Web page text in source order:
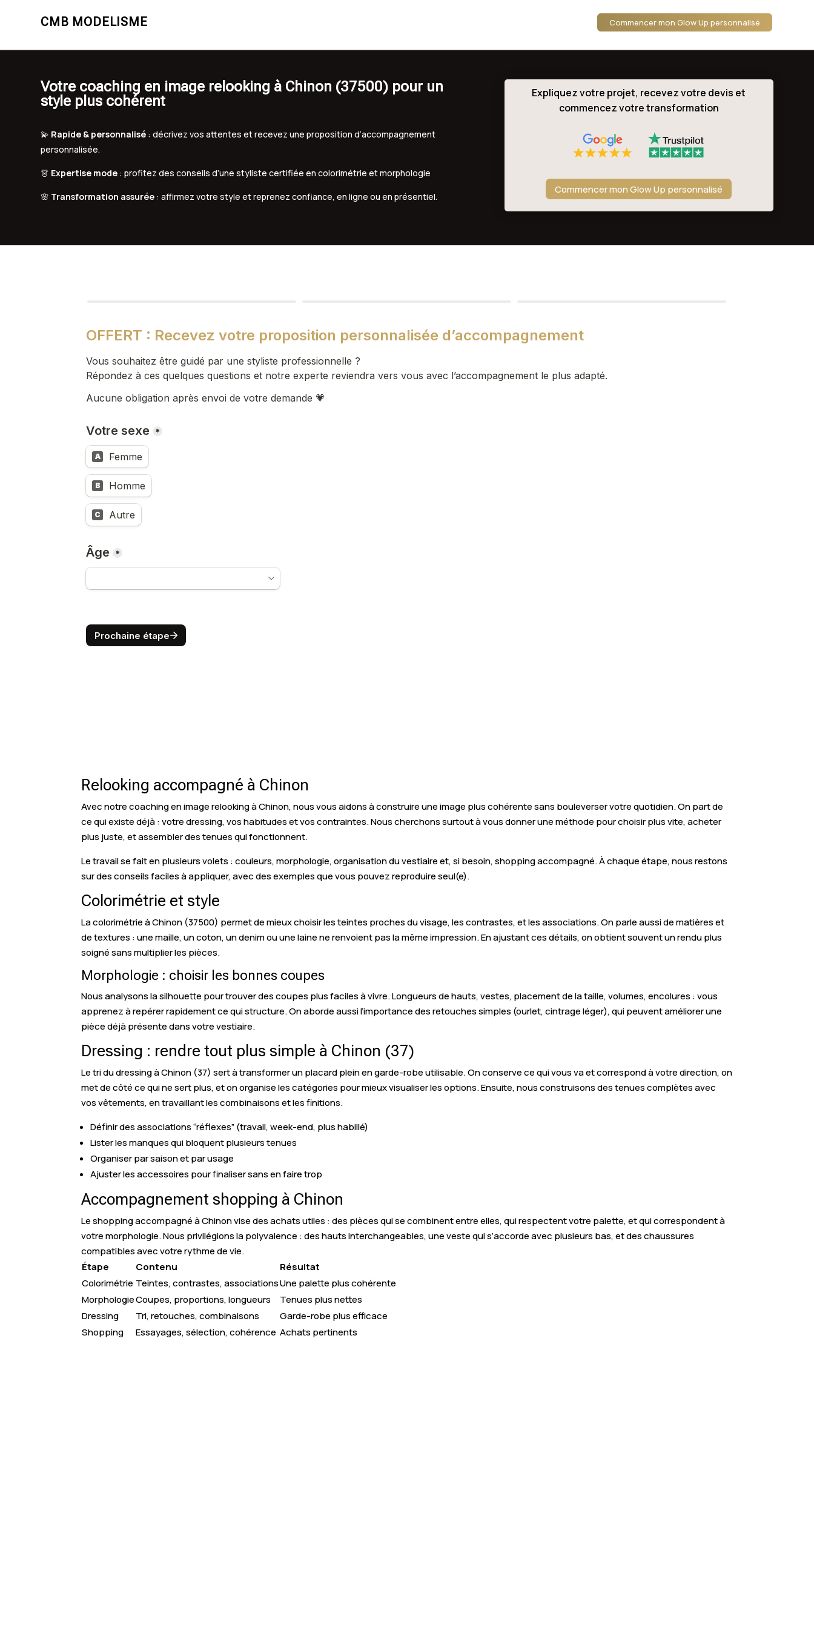
CMB MODELISME Commencer mon Glow Up personnalisé
Votre coaching en image relooking à Chinon (37500) pour un
style plus cohérent
💫 Rapide & personnalisé : décrivez vos attentes et recevez une proposition d’accompagnement
personnalisée.
👗 Expertise mode : profitez des conseils d’une styliste certifiée en colorimétrie et morphologie
🌸 Transformation assurée : affirmez votre style et reprenez confiance, en ligne ou en présentiel.
Expliquez votre projet, recevez votre devis et
commencez votre transformation
Commencer mon Glow Up personnalisé
Relooking accompagné à Chinon
Avec notre coaching en image relooking à Chinon, nous vous aidons à construire une image plus cohérente sans bouleverser votre quotidien. On part de
ce qui existe déjà : votre dressing, vos habitudes et vos contraintes. Nous cherchons surtout à vous donner une méthode pour choisir plus vite, acheter
plus juste, et assembler des tenues qui fonctionnent.
Le travail se fait en plusieurs volets : couleurs, morphologie, organisation du vestiaire et, si besoin, shopping accompagné. À chaque étape, nous restons
sur des conseils faciles à appliquer, avec des exemples que vous pouvez reproduire seul(e).
Colorimétrie et style
La colorimétrie à Chinon (37500) permet de mieux choisir les teintes proches du visage, les contrastes, et les associations. On parle aussi de matières et
de textures : une maille, un coton, un denim ou une laine ne renvoient pas la même impression. En ajustant ces détails, on obtient souvent un rendu plus
soigné sans multiplier les pièces.
Morphologie : choisir les bonnes coupes
Nous analysons la silhouette pour trouver des coupes plus faciles à vivre. Longueurs de hauts, vestes, placement de la taille, volumes, encolures : vous
apprenez à repérer rapidement ce qui structure. On aborde aussi l’importance des retouches simples (ourlet, cintrage léger), qui peuvent améliorer une
pièce déjà présente dans votre vestiaire.
Dressing : rendre tout plus simple à Chinon (37)
Le tri du dressing à Chinon (37) sert à transformer un placard plein en garde-robe utilisable. On conserve ce qui vous va et correspond à votre direction, on
met de côté ce qui ne sert plus, et on organise les catégories pour mieux visualiser les options. Ensuite, nous construisons des tenues complètes avec
vos vêtements, en travaillant les combinaisons et les finitions.
Définir des associations “réflexes” (travail, week-end, plus habillé)
Lister les manques qui bloquent plusieurs tenues
Organiser par saison et par usage
Ajuster les accessoires pour finaliser sans en faire trop
Accompagnement shopping à Chinon
Le shopping accompagné à Chinon vise des achats utiles : des pièces qui se combinent entre elles, qui respectent votre palette, et qui correspondent à
votre morphologie. Nous privilégions la polyvalence : des hauts interchangeables, une veste qui s’accorde avec plusieurs bas, et des chaussures
compatibles avec votre rythme de vie.
Étape
Contenu
Résultat
Colorimétrie Teintes, contrastes, associationsUne palette plus cohérente
MorphologieCoupes, proportions, longueurs
Tenues plus nettes
Dressing
Tri, retouches, combinaisons
Garde-robe plus efficace
Shopping
Essayages, sélection, cohérence Achats pertinents